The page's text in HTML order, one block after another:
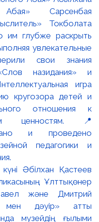
Сарсенбая
Токболата
им глубже раскрыть
увлекательные
свои знания
назидания» и
игра
кругозора детей и
отношения к
ценностям. 📍
и проведено
педагогики и